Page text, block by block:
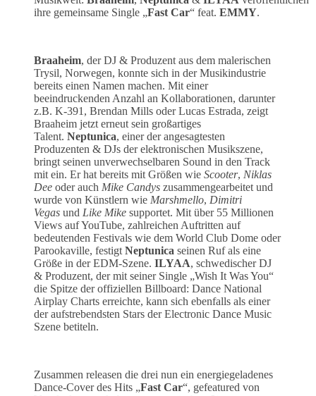
ihre gemeinsame Single „Fast Car“ feat. EMMY.
Braaheim, der DJ & Produzent aus dem malerischen
Trysil, Norwegen, konnte sich in der Musikindustrie
bereits einen Namen machen. Mit einer
beeindruckenden Anzahl an Kollaborationen, darunter
z.B. K-391, Brendan Mills oder Lucas Estrada, zeigt
Braaheim jetzt erneut sein großartiges
Talent. Neptunica, einer der angesagtesten
Produzenten & DJs der elektronischen Musikszene,
bringt seinen unverwechselbaren Sound in den Track
mit ein. Er hat bereits mit Größen wie Scooter, Niklas
Dee oder auch Mike Candys zusammengearbeitet und
wurde von Künstlern wie Marshmello, Dimitri
Vegas und Like Mike supportet. Mit über 55 Millionen
Views auf YouTube, zahlreichen Auftritten auf
bedeutenden Festivals wie dem World Club Dome oder
Parookaville, festigt Neptunica seinen Ruf als eine
Größe in der EDM-Szene. ILYAA, schwedischer DJ
& Produzent, der mit seiner Single „Wish It Was You“
die Spitze der offiziellen Billboard: Dance National
Airplay Charts erreichte, kann sich ebenfalls als einer
der aufstrebendsten Stars der Electronic Dance Music
Szene betiteln.
Zusammen releasen die drei nun ein energiegeladenes
Dance-Cover des Hits „Fast Car“, gefeatured von